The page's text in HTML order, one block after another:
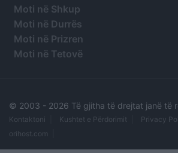
Moti në Shkup
Moti në Durrës
Moti në Prizren
Moti në Tetovë
© 2003 - 2026 Të gjitha të drejtat janë të
Kontaktoni Kushtet e Përdorimit Privacy
orihost.com